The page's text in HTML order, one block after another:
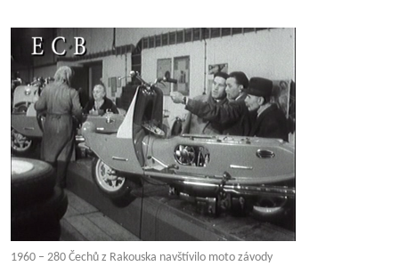
1960 – 280 Čechů z Rakouska navštívilo moto závody